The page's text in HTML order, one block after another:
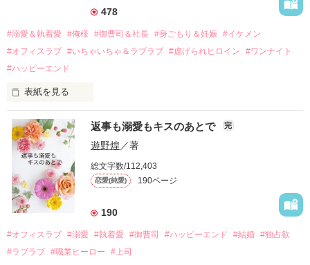
それから約十二年後。
過去の傷から、二度と会いたくないと思っていた哲平に
運命のような再会を果たす。
酔った勢いで一夜を共にしてしまった。
さらに、美桜が初めてだと知った哲平は
『責任をとる、結婚しよう』と真っ直ぐに告げてきた。
戸惑う美桜とは裏腹に、好きという気持ちを隠すことなく
甘やかしてくる。
そんなある日、哲平は美桜がストーカー被害に
遭っていることを知る。
美桜を守るため、哲平は同居を提案してきて――。
夏木美桜(なつきみお)
鳴海哲平 (なるみてっぺい)
478
#溺愛＆執着愛 #俺様 #御曹司＆社長 #身ごもり＆妊娠 #イケメン
#オフィスラブ #いちゃいちゃ＆ラブラブ #虐げられヒロイン
#ワンナイト
#ハッピーエンド
表紙を見る
おかしな噂を流されて前の職場でうまくいかなかった梅田美
桜は、海外で傷心旅行をしていたところ、日本人美青年と出会
い、酒の勢いもあり一夜限りの関係となる。
帰国後、美桜は新しい職場でワンナイトした美青年と再会。
なんと彼の正体は、とある財閥御曹司にも関わらず、一族を離
れて起業した新進気鋭の実業家、社内でも冷徹だと評判な社長
――御影恭司その人だったのだ――！
なぜか恭司から飼い猫の世話係を命じられた美桜は、猫の世
の関係となってしまい――？
返事も溺愛もキスのあとで 完
遊野煌 ／著
総文字数/112,403
恋愛(純愛) 190ページ
190
#オフィスラブ #溺愛 #執着愛 #御曹司 #ハッピーエンド #結婚 #独占欲
#ラブラブ #職業ヒーロー #上司